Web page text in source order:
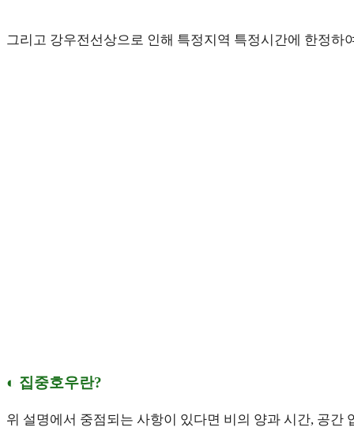
그리고 강우전선상으로 인해 특정지역 특정시간에 한정하
◐ 집중호우란?
위 설명에서 중점되는 사항이 있다면 비의 양과 시간, 공간